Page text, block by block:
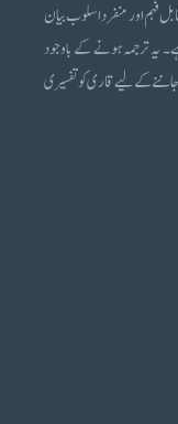
فہم اور منفرد اسلوب بیان
یہ ترجمہ ہونے کے باوجود
کے لیے قاری کو تفسیری